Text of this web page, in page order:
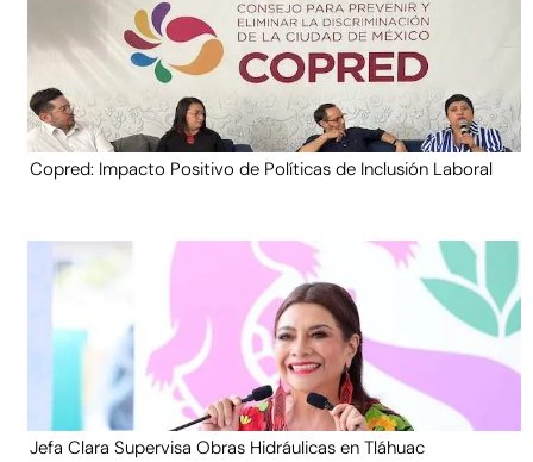
Copred: Impacto Positivo de Políticas de Inclusión Laboral
Jefa Clara Supervisa Obras Hidráulicas en Tláhuac